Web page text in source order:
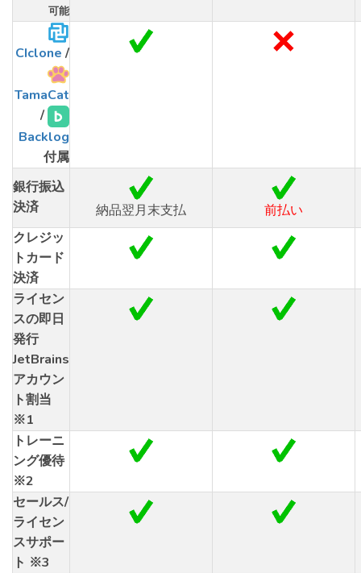
可能
CIclone /
TamaCat
/
Backlog
付属
銀行振込
決済
納品翌月末支払
前払い
クレジッ
トカード
決済
ライセン
スの即日
発行
JetBrains
アカウン
ト割当
※1
トレーニ
ング優待
※2
セールス/
ライセン
スサポー
ト ※3